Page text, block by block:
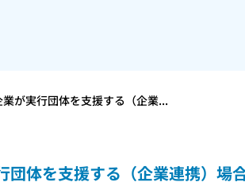
が実行団体を支援する（企業...
体を支援する（企業連携）場